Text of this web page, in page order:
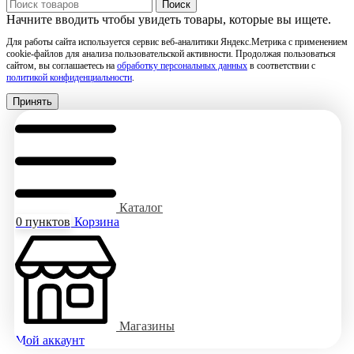
Поиск
Начните вводить чтобы увидеть товары, которые вы ищете.
Для работы сайта используется сервис веб-аналитики Яндекс.Метрика с применением
cookie-файлов для анализа пользовательской активности. Продолжая пользоваться
сайтом, вы соглашаетесь на обработку персональных данных в соответствии с
политикой конфиденциальности.
Принять
Каталог
0 пунктов Корзина
Магазины
Мой аккаунт